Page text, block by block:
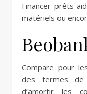
Financer prêts
matériels ou
Compare pour
des termes de
d’amortir les